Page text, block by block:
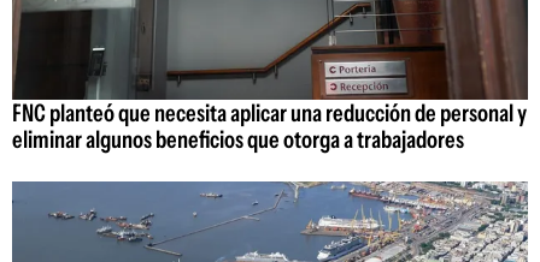
FNC planteó que necesita aplicar una reducción de personal y
eliminar algunos beneficios que otorga a trabajadores